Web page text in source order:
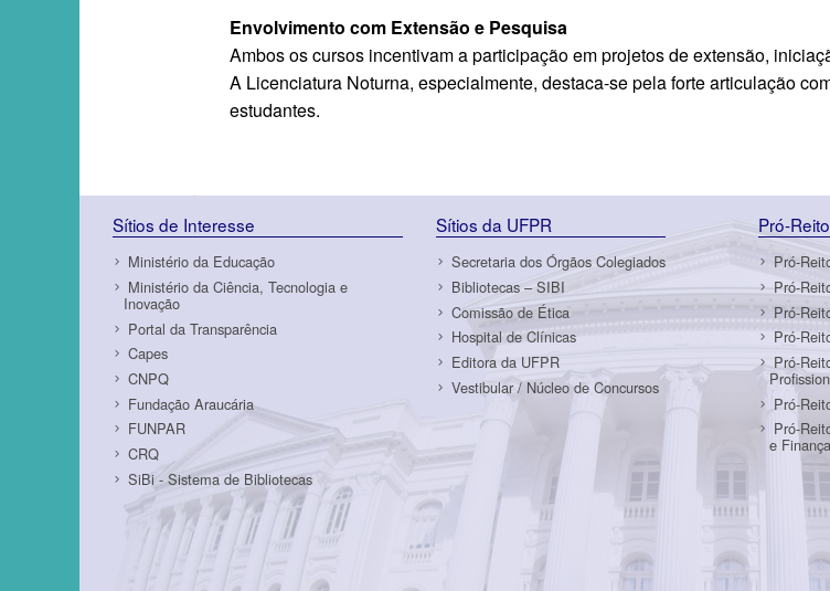
Envolvimento com Extensão e Pesquisa
Ambos os cursos incentivam a participação em projetos de extensão,
A Licenciatura Noturna, especialmente, destaca-se pela forte articulação
estudantes.
Sítios de Interesse
Ministério da Educação
Ministério da Ciência, Tecnologia e
Inovação
Portal da Transparência
Capes
CNPQ
Fundação Araucária
FUNPAR
CRQ
SiBi - Sistema de Bibliotecas
Sítios da UFPR
Secretaria dos Órgãos Colegiados
Bibliotecas – SIBI
Comissão de Ética
Hospital de Clínicas
Editora da UFPR
Vestibular / Núcleo de Concursos
Pró-
Pró-
Pró-
Pró-
Pró-
Pró-
Pró-
Pró-
e